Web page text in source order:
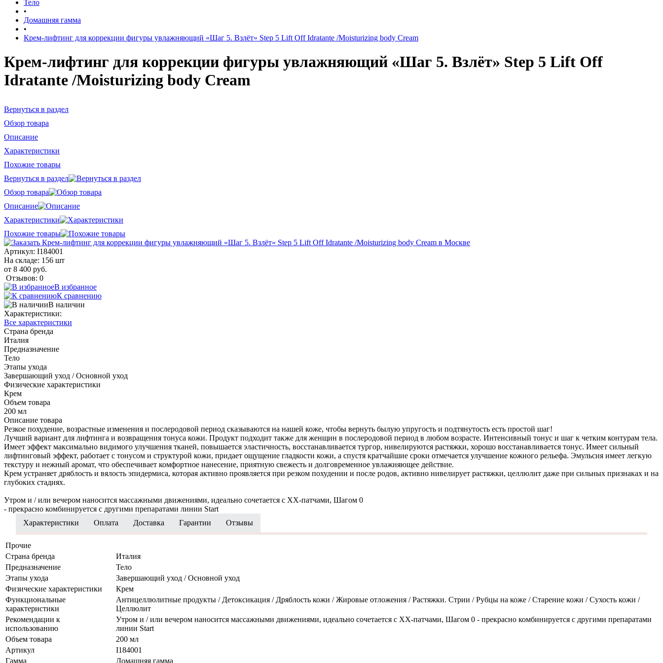
Тело
•
Домашняя гамма
•
Крем-лифтинг для коррекции фигуры увлажняющий «Шаг 5. Взлёт» Step 5 Lift Off Idratante /Moisturizing body Cream
Крем-лифтинг для коррекции фигуры увлажняющий «Шаг 5. Взлёт» Step 5 Lift Off
Idratante /Moisturizing body Cream
Вернуться в раздел
Обзор товара
Описание
Характеристики
Похожие товары
Вернуться в раздел
Обзор товара
Описание
Характеристики
Похожие товары
Артикул: I184001
На складе: 156 шт
от 8 400 руб.
Отзывов: 0
В избранное
К сравнению
В наличии
Характеристики:
Все характеристики
Страна бренда
Италия
Предназначение
Тело
Этапы ухода
Завершающий уход / Основной уход
Физические характеристики
Крем
Объем товара
200 мл
Описание товара
Резкое похудение, возрастные изменения и послеродовой период сказываются на нашей коже, чтобы вернуть былую упругость и подтянутость есть простой шаг!
Лучший вариант для лифтинга и возвращения тонуса кожи. Продукт подходит также для женщин в послеродовой период в любом возрасте. Интенсивный тонус и шаг к четким контурам тела.
Имеет эффект максимально видимого улучшения тканей, повышается эластичность, восстанавливается тургор, нивелируются растяжки, хорошо восстанавливается тонус. Имеет сильный
лифтинговый эффект, работает с тонусом и структурой кожи, придает ощущение гладкости кожи, а спустя кратчайшие сроки отмечается улучшение кожного рельефа. Эмульсия имеет легкую
текстуру и нежный аромат, что обеспечивает комфортное нанесение, приятную свежесть и долговременное увлажняющее действие.
Крем устраняет дряблость и вялость эпидермиса, которая активно проявляется при резком похудении и после родов, активно нивелирует растяжки, целлюлит даже при сильных признаках и на
глубоких стадиях.
Утром и / или вечером наносится массажными движениями, идеально сочетается с ХХ-патчами, Шагом 0
- прекрасно комбинируется с другими препаратами линии Start
Характеристики
Оплата Доставка Гарантии Отзывы
Прочие
Страна бренда
Италия
Предназначение
Тело
Этапы ухода
Завершающий уход / Основной уход
Физические характеристики
Крем
Функциональные
характеристики
Антицеллюлитные продукты / Детоксикация / Дряблость кожи / Жировые отложения / Растяжки. Стрии / Рубцы на коже / Старение кожи / Сухость кожи /
Целлюлит
Рекомендации к
использованию
Утром и / или вечером наносится массажными движениями, идеально сочетается с ХХ-патчами, Шагом 0 - прекрасно комбинируется с другими препаратами
линии Start
Объем товара
200 мл
Артикул
I184001
Гамма
Домашняя гамма